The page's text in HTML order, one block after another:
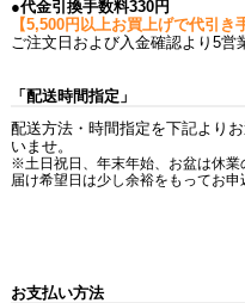
●代金引換手数料330円
【5,500円以上お買上げで代引き
ご注文日および入金確認より5営
「配送時間指定」
配送方法・時間指定を下記より
いませ。
※土日祝日、年末年始、お盆は休業
届け希望日は少し余裕をもってお申
お支払い方法